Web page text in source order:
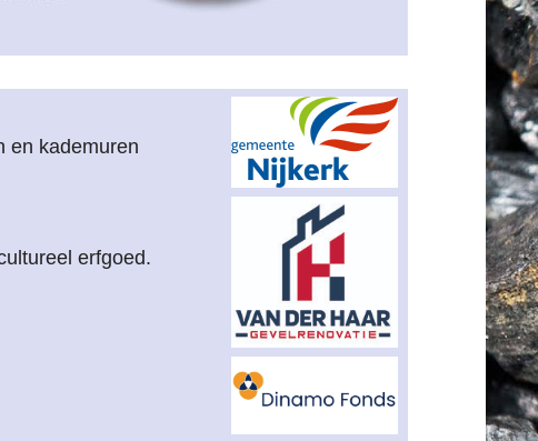
en kademuren
erfgoed.